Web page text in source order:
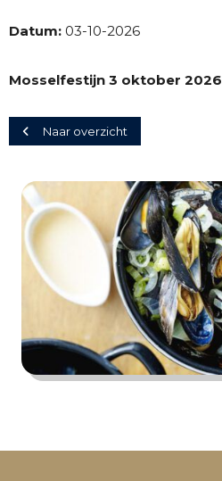
Datum: 03-10-2026
Mosselfestijn 3 oktober 2026
Naar overzicht